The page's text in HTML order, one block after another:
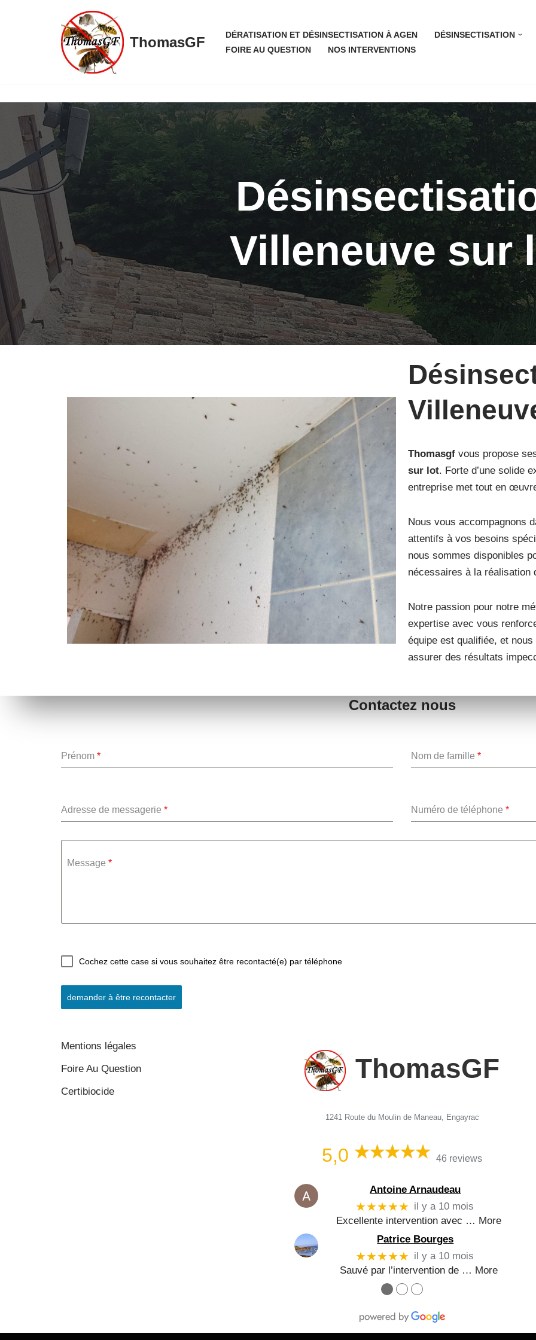
ThomasGF DÉRATISATION ET DÉSINSECTISATION À AGEN DÉSINSECTISATION
FOIRE AU QUESTION
NOS INTERVENTIONS
Villeneuve sur
Thomasgf vous propose
sur lot. Forte d’une solide
entreprise met tout en
Nous vous accompagnons
attentifs à vos besoins
nous sommes disponibles
nécessaires à la réalisation
Notre passion pour notre
expertise avec vous
équipe est qualifiée, et
assurer des résultats
Contactez nous
Prénom * Nom de famille *
Adresse de messagerie * Numéro de téléphone *
Message *
Cochez cette case si vous souhaitez être recontacté(e) par téléphone
demander à être recontacter
Mentions légales
Foire Au Question
Certibiocide
ThomasGF
1241 Route du Moulin de Maneau, Engayrac
5,0 46 reviews
Antoine Arnaudeau
★★★★★ il y a 10 mois
Excellente intervention avec … More
Patrice Bourges
★★★★★ il y a 10 mois
Sauvé par l’intervention de … More
●●●